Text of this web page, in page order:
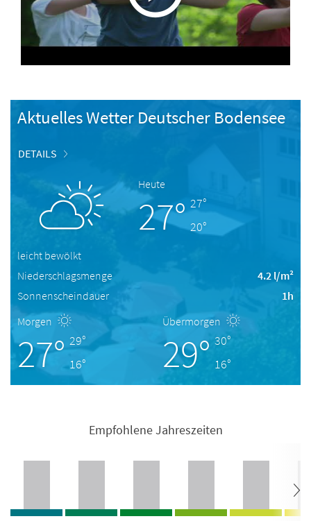
Aktuelles Wetter Deutscher Bodensee
DETAILS
Heute
27° 27°
20°
leicht bewölkt
Niederschlagsmenge
4.2 l/m²
Sonnenscheindauer
1h
Morgen
27° 29°
16°
Übermorgen
29° 30°
16°
Empfohlene Jahreszeiten